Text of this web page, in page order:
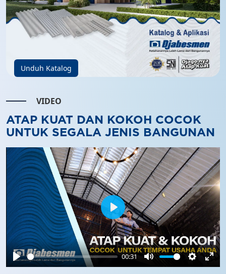
Unduh Katalog
VIDEO
ATAP KUAT DAN KOKOH COCOK
UNTUK SEGALA JENIS BANGUNAN
Play
00:31
Mute Settings
Play